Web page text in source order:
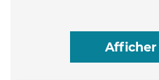
Afficher